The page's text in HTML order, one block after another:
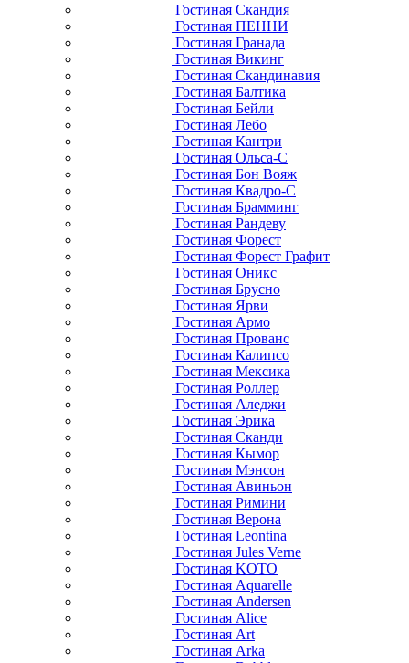
Гостиная Скандия
Гостиная ПЕННИ
Гостиная Гранада
Гостиная Викинг
Гостиная Скандинавия
Гостиная Балтика
Гостиная Бейли
Гостиная Лебо
Гостиная Кантри
Гостиная Ольса-С
Гостиная Бон Вояж
Гостиная Квадро-С
Гостиная Брамминг
Гостиная Рандеву
Гостиная Форест
Гостиная Форест Графит
Гостиная Оникс
Гостиная Брусно
Гостиная Ярви
Гостиная Армо
Гостиная Прованс
Гостиная Калипсо
Гостиная Мексика
Гостиная Роллер
Гостиная Аледжи
Гостиная Эрика
Гостиная Сканди
Гостиная Кымор
Гостиная Мэнсон
Гостиная Авиньон
Гостиная Римини
Гостиная Верона
Гостиная Leontina
Гостиная Jules Verne
Гостиная KOTO
Гостиная Aquarelle
Гостиная Andersen
Гостиная Alice
Гостиная Art
Гостиная Arka